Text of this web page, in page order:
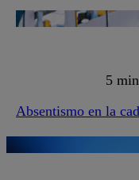
5
Absentismo en la